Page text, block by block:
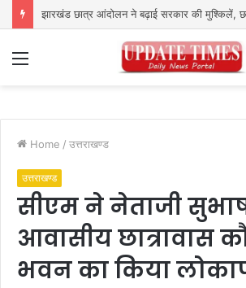
Home / उत्तराखण्ड
उत्तराखण्ड
सीएम ने नेताजी
आवासीय छात्रावास
भवन का किया